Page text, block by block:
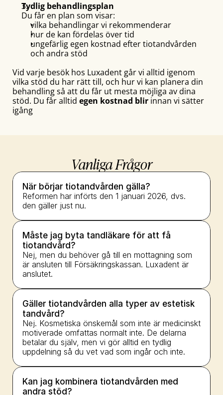
Tydlig behandlingsplan
Du får en plan som visar:
vilka behandlingar vi rekommenderar
hur de kan fördelas över tid
ungefärlig egen kostnad efter tiotandvården
och andra stöd
Vid varje besök hos Luxadent går vi alltid igenom
vilka stöd du har rätt till, och hur vi kan planera din
behandling så att du får ut mesta möjliga av dina
stöd. Du får alltid egen kostnad blir innan vi sätter
igång
Vanliga Frågor
När börjar tiotandvården gälla?
Reformen har införts den 1 januari 2026, dvs.
den gäller just nu.
Måste jag byta tandläkare för att få
tiotandvård?
Nej, men du behöver gå till en mottagning som
är ansluten till Försäkringskassan. Luxadent är
anslutet.
Gäller tiotandvården alla typer av estetisk
tandvård?
Nej. Kosmetiska önskemål som inte är medicinskt
motiverade omfattas normalt inte. De delarna
betalar du själv, men vi gör alltid en tydlig
uppdelning så du vet vad som ingår och inte.
Kan jag kombinera tiotandvården med
andra stöd?